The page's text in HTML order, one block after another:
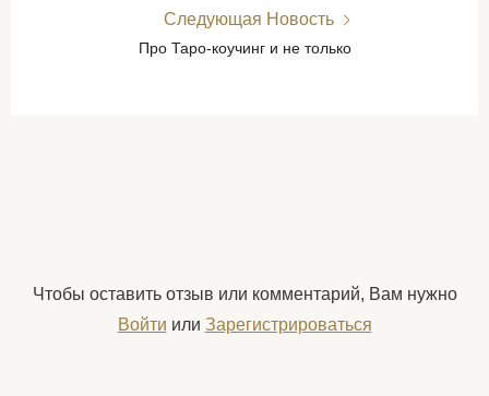
Следующая Новость
Про Таро-коучинг и не только
Чтобы оставить отзыв или комментарий, Вам нужно
Войти или Зарегистрироваться